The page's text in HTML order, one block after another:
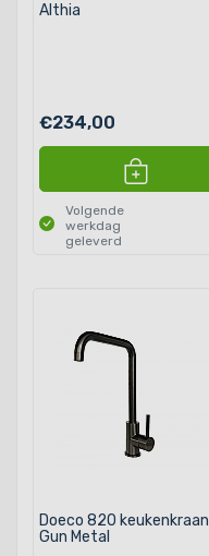
Althia
€234,00
Volgende
werkdag
geleverd
Doeco 820 keukenkraan
Gun Metal